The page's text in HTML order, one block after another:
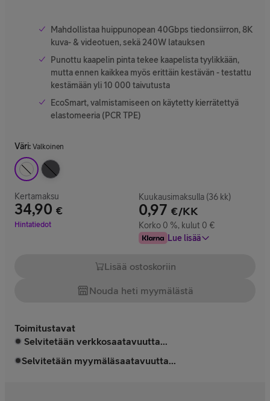
Mahdollistaa huippunopean 40Gbps tiedonsiirron, 8K
kuva- & videotuen, sekä 240W latauksen
Punottu kaapelin pinta tekee kaapelista tyylikkään,
mutta ennen kaikkea myös erittäin kestävän - testattu
kestämään yli 10 000 taivutusta
EcoSmart, valmistamiseen on käytetty kierrätettyä
elastomeeria (PCR TPE)
Väri: Valkoinen
Kertamaksu
34,90 €
Hinta 34,90 €
Hintatiedot
Kuukausimaksulla (36 kk)
0,97 €/KK
Korko 0 %, kulut 0 €
Lue lisää
Lisää ostoskoriin
Nouda heti myymälästä
Toimitustavat
Selvitetään verkkosaatavuutta...
Selvitetään myymäläsaatavuutta...